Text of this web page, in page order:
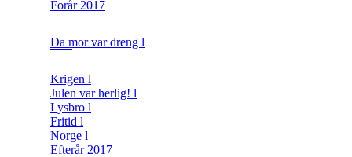
Forår 2017
Da mor var dreng l
Krigen l
Julen var herlig! l
Lysbro l
Fritid l
Norge l
Efterår 2017